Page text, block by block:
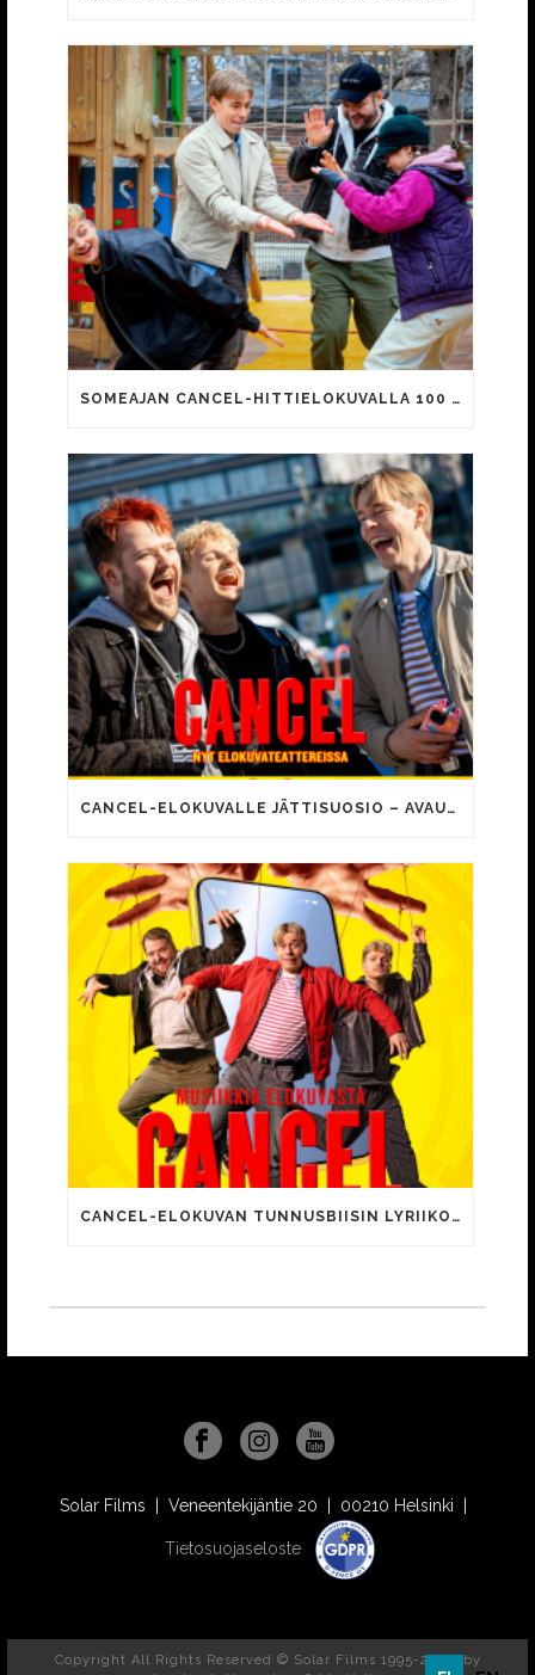
SOMEAJAN CANCEL-HITTIELOKUVALLA 100 000 KATSOJAA!
CANCEL-ELOKUVALLE JÄTTISUOSIO – AVAUSPÄIVÄNÄ JO 15 492 KATSOJAA!
CANCEL-ELOKUVAN TUNNUSBIISIN LYRIIKOISSA TUTTUJA MEEMIHOKEMIA YOUTUBE-VIDEOILTA!
Solar Films | Veneentekijäntie 20 | 00210 Helsinki |
Tietosuojaseloste
Copyright All Rights Reserved © Solar Films 1995-2026, by